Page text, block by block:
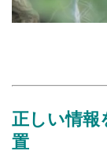
正しい情報
置